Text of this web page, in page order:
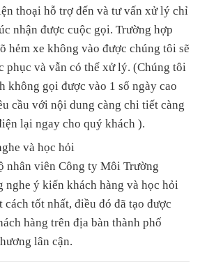
thoại hỗ trợ đến và tư vấn xử lý chỉ
nhận được cuộc gọi. Trường hợp
hẻm xe không vào được chúng tôi sẽ
phục và vẫn có thể xử lý. (Chúng tôi
không gọi được vào 1 số ngày cao
cầu với nội dung càng chi tiết càng
lại ngay cho quý khách ).
và học hỏi
nhân viên Công ty Môi Trường
nghe ý kiến khách hàng và học hỏi
cách tốt nhất, điều đó đã tạo được
hàng trên địa bàn thành phố
lân cận.